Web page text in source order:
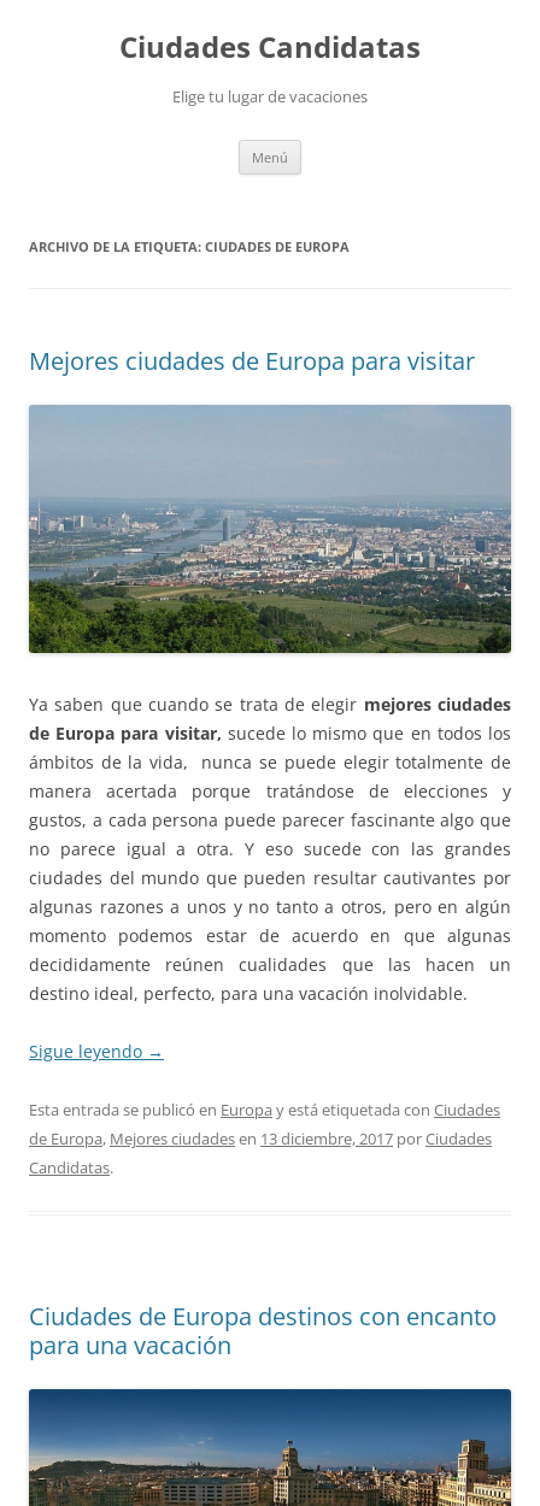
Ciudades Candidatas
Elige tu lugar de vacaciones
Menú
ARCHIVO DE LA ETIQUETA: CIUDADES DE EUROPA
Mejores ciudades de Europa para visitar
Ya saben que cuando se trata de elegir mejores ciudades
de Europa para visitar, sucede lo mismo que en todos los
ámbitos de la vida, nunca se puede elegir totalmente de
manera acertada porque tratándose de elecciones y
gustos, a cada persona puede parecer fascinante algo que
no parece igual a otra. Y eso sucede con las grandes
ciudades del mundo que pueden resultar cautivantes por
algunas razones a unos y no tanto a otros, pero en algún
momento podemos estar de acuerdo en que algunas
decididamente reúnen cualidades que las hacen un
destino ideal, perfecto, para una vacación inolvidable.
Sigue leyendo →
Esta entrada se publicó en Europa y está etiquetada con Ciudades
de Europa, Mejores ciudadesen 13 diciembre, 2017 porCiudades
Candidatas.
Ciudades de Europa destinos con encanto
para una vacación